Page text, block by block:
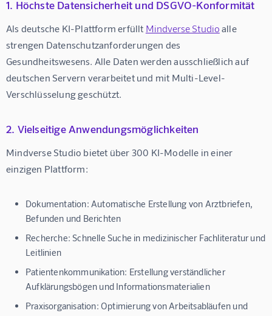
1. Höchste Datensicherheit und DSGVO-Konformität
Als deutsche KI-Plattform erfüllt Mindverse Studio alle
strengen Datenschutzanforderungen des
Gesundheitswesens. Alle Daten werden ausschließlich auf
deutschen Servern verarbeitet und mit Multi-Level-
Verschlüsselung geschützt.
2. Vielseitige Anwendungsmöglichkeiten
Mindverse Studio bietet über 300 KI-Modelle in einer
einzigen Plattform:
Dokumentation: Automatische Erstellung von Arztbriefen,
Befunden und Berichten
Recherche: Schnelle Suche in medizinischer Fachliteratur und
Leitlinien
Patientenkommunikation: Erstellung verständlicher
Aufklärungsbögen und Informationsmaterialien
Praxisorganisation: Optimierung von Arbeitsabläufen und